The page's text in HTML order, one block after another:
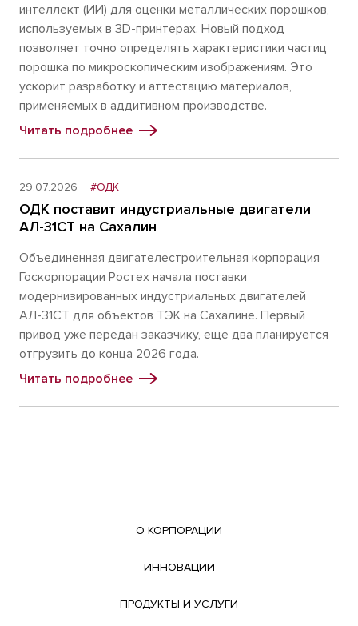
интеллект (ИИ) для оценки металлических порошков,
используемых в 3D-принтерах. Новый подход
позволяет точно определять характеристики частиц
порошка по микроскопическим изображениям. Это
ускорит разработку и аттестацию материалов,
применяемых в аддитивном производстве.
Читать подробнее
29.07.2026 #ОДК
ОДК поставит индустриальные двигатели
АЛ-31СТ на Сахалин
Объединенная двигателестроительная корпорация
Госкорпорации Ростех начала поставки
модернизированных индустриальных двигателей
АЛ-31СТ для объектов ТЭК на Сахалине. Первый
привод уже передан заказчику, еще два планируется
отгрузить до конца 2026 года.
Читать подробнее
О КОРПОРАЦИИ
ИННОВАЦИИ
ПРОДУКТЫ И УСЛУГИ